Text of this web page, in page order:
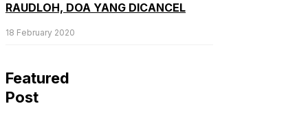
RAUDLOH, DOA YANG DICANCEL
18 February 2020
Featured
Post